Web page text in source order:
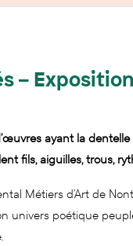
–
ayant la
fils, aiguilles, trous,
Métiers d’Art de
univers poétique